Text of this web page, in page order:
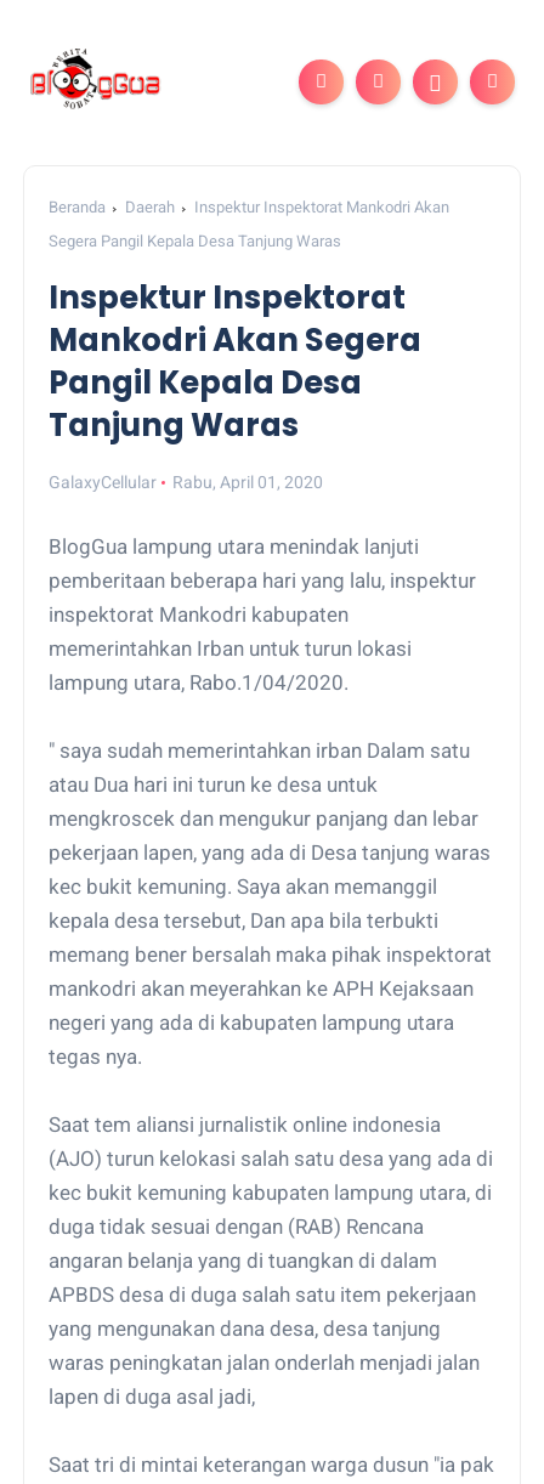
Beranda Daerah
Inspektur Inspektorat Mankodri Akan
Segera Pangil Kepala Desa Tanjung Waras
Inspektur Inspektorat
Mankodri Akan Segera
Pangil Kepala Desa
Tanjung Waras
GalaxyCellular Rabu, April 01, 2020
BlogGua lampung utara menindak lanjuti
pemberitaan beberapa hari yang lalu, inspektur
inspektorat Mankodri kabupaten
memerintahkan Irban untuk turun lokasi
lampung utara, Rabo.1/04/2020.
" saya sudah memerintahkan irban Dalam satu
atau Dua hari ini turun ke desa untuk
mengkroscek dan mengukur panjang dan lebar
pekerjaan lapen, yang ada di Desa tanjung waras
kec bukit kemuning. Saya akan memanggil
kepala desa tersebut, Dan apa bila terbukti
memang bener bersalah maka pihak inspektorat
mankodri akan meyerahkan ke APH Kejaksaan
negeri yang ada di kabupaten lampung utara
tegas nya.
Saat tem aliansi jurnalistik online indonesia
(AJO) turun kelokasi salah satu desa yang ada di
kec bukit kemuning kabupaten lampung utara, di
duga tidak sesuai dengan (RAB) Rencana
angaran belanja yang di tuangkan di dalam
APBDS desa di duga salah satu item pekerjaan
yang mengunakan dana desa, desa tanjung
waras peningkatan jalan onderlah menjadi jalan
lapen di duga asal jadi,
Saat tri di mintai keterangan warga dusun "ia pak